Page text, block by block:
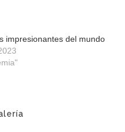
impresionantes del mundo